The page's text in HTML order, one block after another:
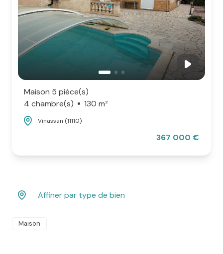
Maison 5 pièce(s)
4 chambre(s)
130 m²
Vinassan (11110)
367 000 €
Affiner par type de bien
Maison